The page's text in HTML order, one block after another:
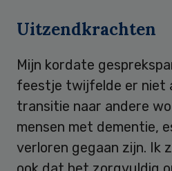
Uitzendkrachten
Mijn kordate
feestje twijfelde er niet
transitie naar andere
mensen met dementie,
verloren gegaan zijn. Ik